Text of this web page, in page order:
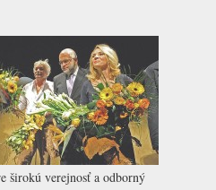
širokú verejnosť a odborný